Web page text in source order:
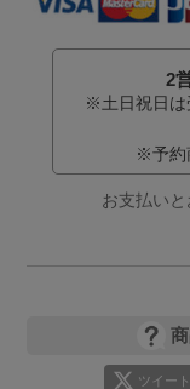
2
※土日祝日は
※予約
お支払い
ツイート